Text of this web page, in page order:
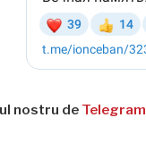
nostru de Telegram